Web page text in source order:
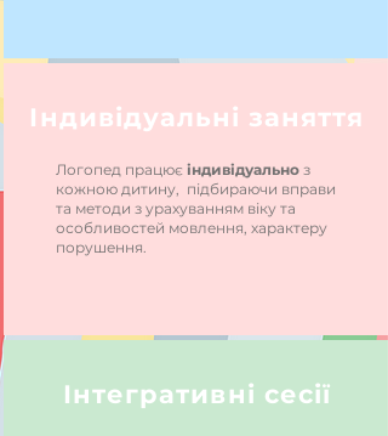
Індивідуальні заняття
Логопед працює індивідуально з
кожною дитину, підбираючи вправи
та методи з урахуванням віку та
особливостей мовлення, характеру
порушення.
Інтегративні сесії